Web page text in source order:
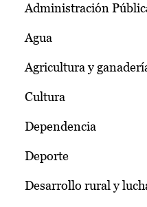
Administración
Agua
Agricultura y
Cultura
Dependencia
Deporte
Desarrollo rural y